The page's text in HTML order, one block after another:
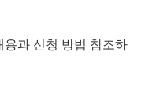
용과 신청 방법 참조하